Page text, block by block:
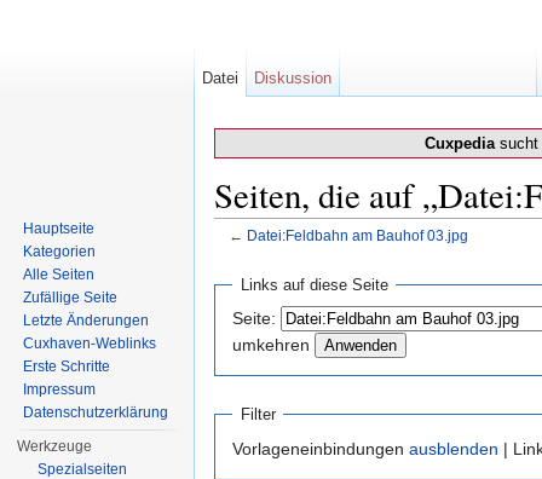
Cuxpediasucht
Seiten, die auf
← Datei:Feldbahn am Bauhof 03.jpg
Links auf diese Seite
Seite:
umkehren
Filter
Vorlageneinbindungen ausblenden |
Datei Diskussion
Hauptseite
Kategorien
Alle Seiten
Zufällige Seite
Letzte Änderungen
Cuxhaven-Weblinks
Erste Schritte
Impressum
Datenschutzerklärung
Werkzeuge
Spezialseiten